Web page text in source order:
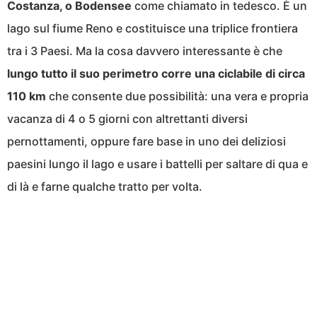
Costanza, o Bodensee come chiamato in tedesco. È un
lago sul fiume Reno e costituisce una triplice frontiera
tra i 3 Paesi. Ma la cosa davvero interessante è che
lungo tutto il suo perimetro corre una ciclabile di circa
110 km che consente due possibilità: una vera e propria
vacanza di 4 o 5 giorni con altrettanti diversi
pernottamenti, oppure fare base in uno dei deliziosi
paesini lungo il lago e usare i battelli per saltare di qua e
di là e farne qualche tratto per volta.